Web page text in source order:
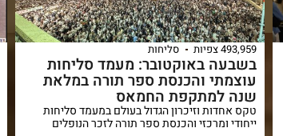
493,959 צפיות סליחות
בשבעה באוקטובר: מעמד סליחות
עוצמתי והכנסת ספר תורה במלאת
שנה למתקפת החמאס
טקס אחדות וזיכרון הגדול בעולם במעמד סליחות
ייחודי ומרכזי והכנסת ספר תורה לזכר הנופלים